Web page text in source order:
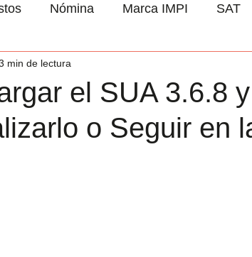
Nómina Marca IMPI SAT
Declaración Anual
el SUA 3.6.8
o Seguir en
min de lectura